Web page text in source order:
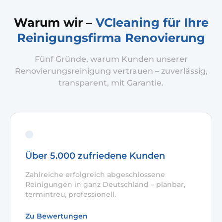
Warum wir – VCleaning für Ihre
Reinigungsfirma Renovierung
Fünf Gründe, warum Kunden unserer
Renovierungsreinigung vertrauen – zuverlässig,
transparent, mit Garantie.
Über 5.000 zufriedene Kunden
Zahlreiche erfolgreich abgeschlossene
Reinigungen in ganz Deutschland – planbar,
termintreu, professionell.
Zu Bewertungen